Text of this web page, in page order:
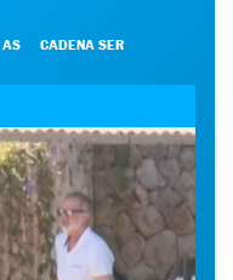
AS CADENA SER